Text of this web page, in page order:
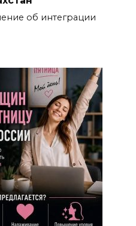
об интеграции